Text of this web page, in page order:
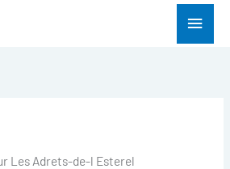
Menu
Les Adrets-de-l Esterel